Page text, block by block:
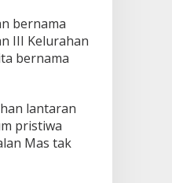
bernama
III Kelurahan
bernama
lantaran
pristiwa
Mas tak